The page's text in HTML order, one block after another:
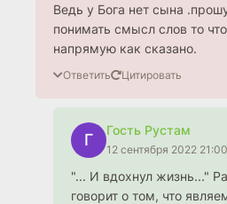
Ведь у Бога нет сына
понимать смысл слов то
напрямую как сказано.
Ответить Цитировать
Г
Гость Рустам
12 сентября 2022 21:00
"... И вдохнул жизнь..."
говорит о том, что